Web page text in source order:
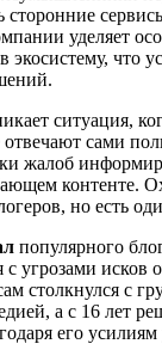
сторонние
уделяет
экосистему, что
ситуация,
сами
жалоб
контенте.
но есть
популярного
с угрозами исков
столкнулся с
а с 16 лет
его усилиям